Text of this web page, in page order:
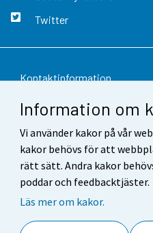
Information om
Vi använder kakor på vår
kakor behövs för att
rätt sätt. Andra kakor
poddar och feedbacktjäster.
Läs mer om kakor.
Twitter
Kontaktinformation
Respons
Användarvillkor
Dataskydd
Tillgänglighet